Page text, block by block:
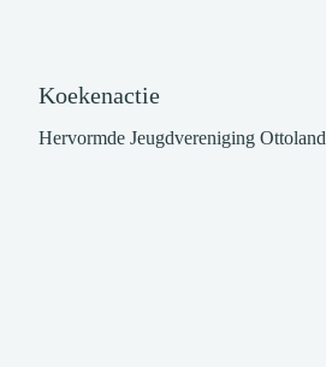
Koekenactie
Hervormde Jeugdvereniging Ottoland